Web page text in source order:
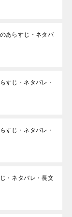
あらすじ・ネタバ
すじ・ネタバレ・
すじ・ネタバレ・
・ネタバレ・長文